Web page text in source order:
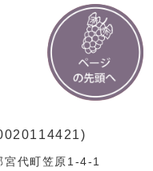
宮代町笠原1-4-1